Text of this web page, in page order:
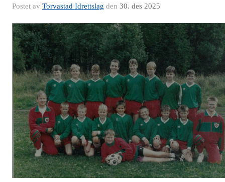
Postet av Torvastad Idrettslag den 30. des 2025